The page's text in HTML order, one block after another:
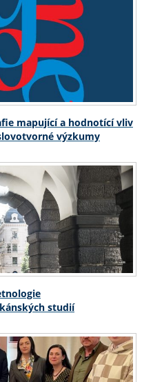
mapující a hodnotící vliv
výzkumy
studií